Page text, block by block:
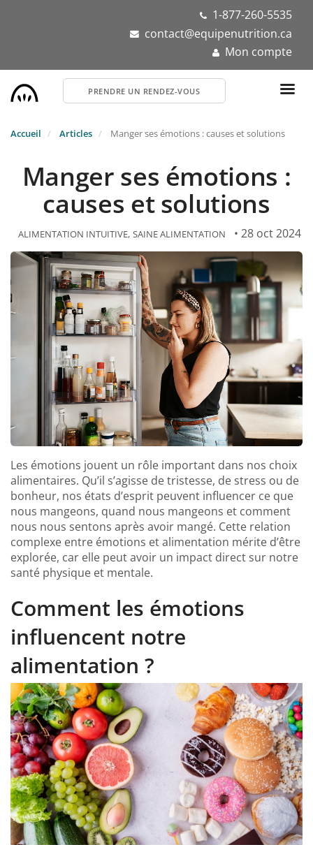
1-877-260-5535
contact@equipenutrition.ca
Mon compte
PRENDRE UN RENDEZ-VOUS
Accueil Articles Manger ses émotions : causes et solutions
Manger ses émotions :
causes et solutions
ALIMENTATION INTUITIVE SAINE ALIMENTATION • 28 oct 2024
Les émotions jouent un rôle important dans nos choix
alimentaires. Qu’il s’agisse de tristesse, de stress ou de
bonheur, nos états d’esprit peuvent influencer ce que
nous mangeons, quand nous mangeons et comment
nous nous sentons après avoir mangé. Cette relation
complexe entre émotions et alimentation mérite d’être
explorée, car elle peut avoir un impact direct sur notre
santé physique et mentale.
Comment les émotions
influencent notre
alimentation ?